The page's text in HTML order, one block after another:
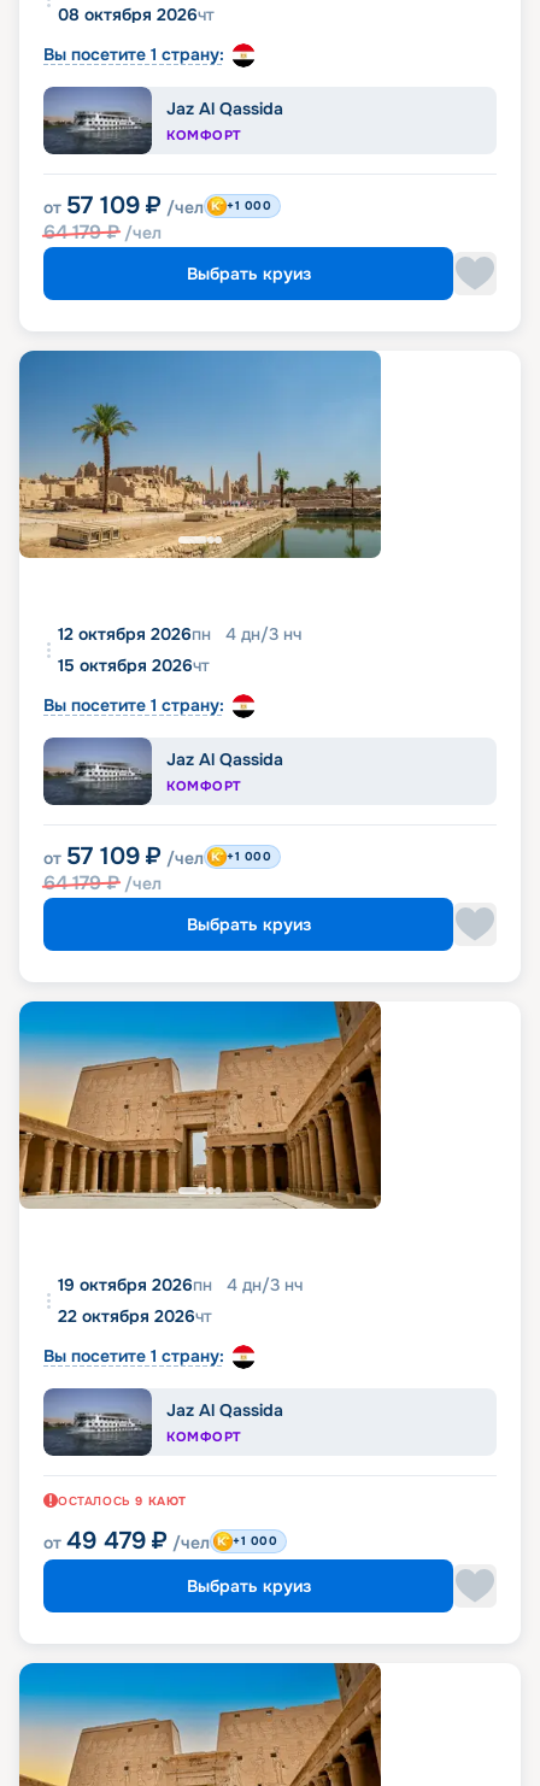
08 октября 2026чт
Вы посетите 1 страну:
Jaz Al Qassida
КОМФОРТ
от 57 109 ₽ /чел
64 179₽ /чел
+1 000
Выбрать круиз
12 октября 2026пн 4 дн/3 нч
15 октября 2026чт
Вы посетите 1 страну:
Jaz Al Qassida
КОМФОРТ
от 57 109 ₽ /чел
64 179₽ /чел
+1 000
Выбрать круиз
19 октября 2026пн 4 дн/3 нч
22 октября 2026чт
Вы посетите 1 страну:
Jaz Al Qassida
КОМФОРТ
ОСТАЛОСЬ 9 КАЮТ
от 49 479 ₽ /чел +1 000
Выбрать круиз